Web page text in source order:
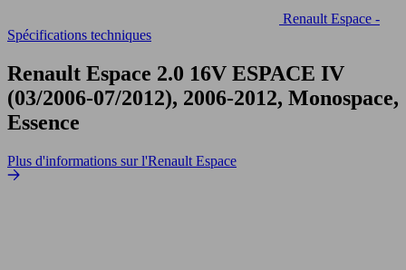
Renault Espace -
Spécifications techniques
Renault Espace 2.0 16V ESPACE IV
(03/2006-07/2012), 2006-2012, Monospace,
Essence
Plus d'informations sur l'Renault Espace